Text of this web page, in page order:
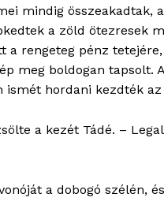
mindig
a zöld ötezresek
a rengeteg pénz
meg boldogan tapsolt.
ismét hordani kezdték
a kezét Tádé. –
a dobogó szélén,